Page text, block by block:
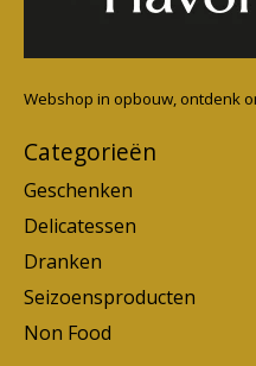
Webshop in opbouw, ontdenk
Categorieën
Geschenken
Delicatessen
Dranken
Seizoensproducten
Non Food